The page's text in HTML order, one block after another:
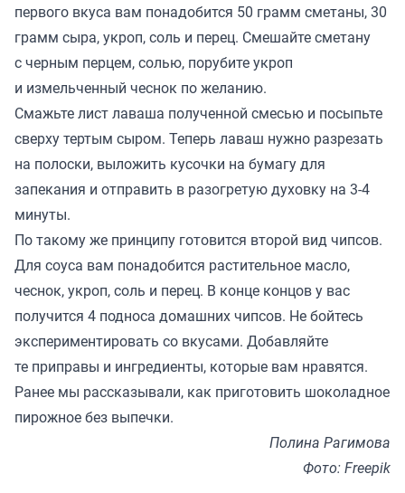
первого вкуса вам понадобится 50 грамм сметаны, 30
грамм сыра, укроп, соль и перец. Смешайте сметану
с черным перцем, солью, порубите укроп
и измельченный чеснок по желанию.
Смажьте лист лаваша полученной смесью и посыпьте
сверху тертым сыром. Теперь лаваш нужно разрезать
на полоски, выложить кусочки на бумагу для
запекания и отправить в разогретую духовку на 3-4
минуты.
По такому же принципу готовится второй вид чипсов.
Для соуса вам понадобится растительное масло,
чеснок, укроп, соль и перец. В конце концов у вас
получится 4 подноса домашних чипсов. Не бойтесь
экспериментировать со вкусами. Добавляйте
те приправы и ингредиенты, которые вам нравятся.
Ранее мы рассказывали, как приготовить шоколадное
пирожное без выпечки.
Полина Рагимова
Фото: Freepik